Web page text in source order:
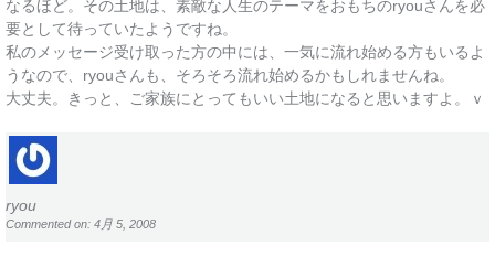
なるほど。その土地は、素敵な人生のテーマをおもちのryouさんを必
要として待っていたようですね。
私のメッセージ受け取った方の中には、一気に流れ始める方もいるよ
うなので、ryouさんも、そろそろ流れ始めるかもしれませんね。
大丈夫。きっと、ご家族にとってもいい土地になると思いますよ。ｖ
ryou
Commented on: 4月 5, 2008